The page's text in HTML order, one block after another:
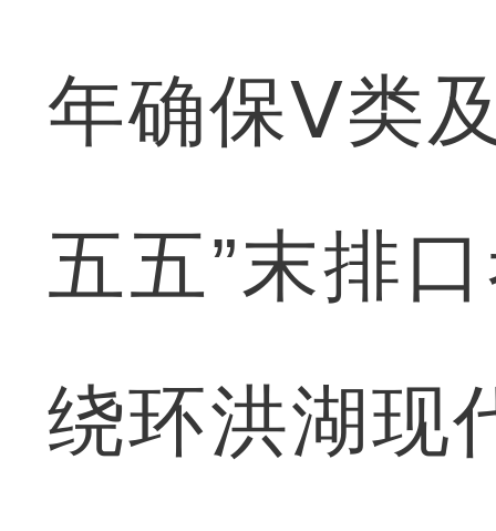
年确保Ⅴ类
五五”末排
绕环洪湖现